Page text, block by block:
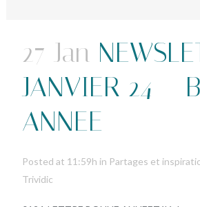
27 Jan
JANVIER 24 –
ANNEE
Posted at 11:59h in Partages et
Trividic